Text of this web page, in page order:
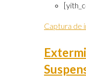
Captura de